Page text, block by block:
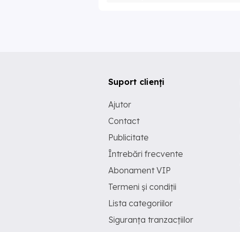
Suport clienți
Ajutor
Contact
Publicitate
Întrebări frecvente
Abonament VIP
Termeni și condiții
Lista categoriilor
Siguranța tranzacțiilor